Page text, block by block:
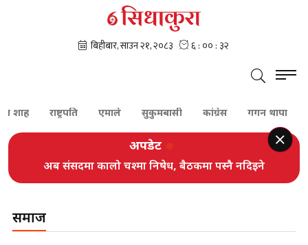
राष्ट्रपति एमाले सुकुमबासी कांग्रेस गगन थापा
अपडेट
अब संसदमा कालो चश्मा निषेध, बैठकमा पस्नै नदिइने
समाज